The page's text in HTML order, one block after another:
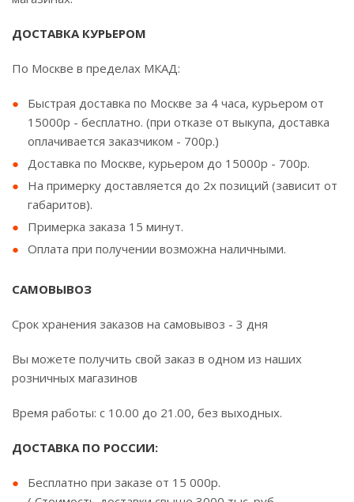
ДОСТАВКА КУРЬЕРОМ
По Москве в пределах МКАД:
Быстрая доставка по Москве за 4 часа, курьером от
15000р - бесплатно. (при отказе от выкупа, доставка
оплачивается заказчиком - 700р.)
Доставка по Москве, курьером до 15000р - 700р.
На примерку доставляется до 2х позиций (зависит от
габаритов).
Примерка заказа 15 минут.
Оплата при получении возможна наличными.
САМОВЫВОЗ
Срок хранения заказов на самовывоз - 3 дня
Вы можете получить свой заказ в одном из наших
розничных магазинов
Время работы: с 10.00 до 21.00, без выходных.
ДОСТАВКА ПО РОССИИ:
Бесплатно при заказе от 15 000р.